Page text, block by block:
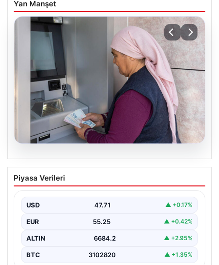
Yan Manşet
Emekli maaşı ödemeleri ne zaman
yatacak? SGK, Bağ-Kur, Emekli Sandığı
Piyasa Verileri
USD 47.71 ▲ +0.17%
EUR 55.25 ▲ +0.42%
ALTIN 6684.2 ▲ +2.95%
BTC 3102820 ▲ +1.35%